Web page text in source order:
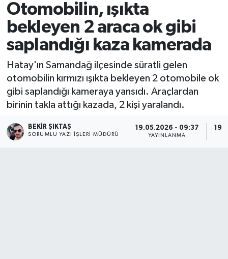
Otomobilin, ışıkta
bekleyen 2 araca ok gibi
saplandığı kaza kamerada
Hatay'ın Samandağ ilçesinde süratli gelen
otomobilin kırmızı ışıkta bekleyen 2 otomobile ok
gibi saplandığı kameraya yansıdı. Araçlardan
birinin takla attığı kazada, 2 kişi yaralandı.
BEKIR ŞIKTAŞ
SORUMLU YAZI İŞLERI MÜDÜRÜ
19.05.2026 - 09:37
YAYINLANMA
Son Dakika Haberleri
Haber Arşivi